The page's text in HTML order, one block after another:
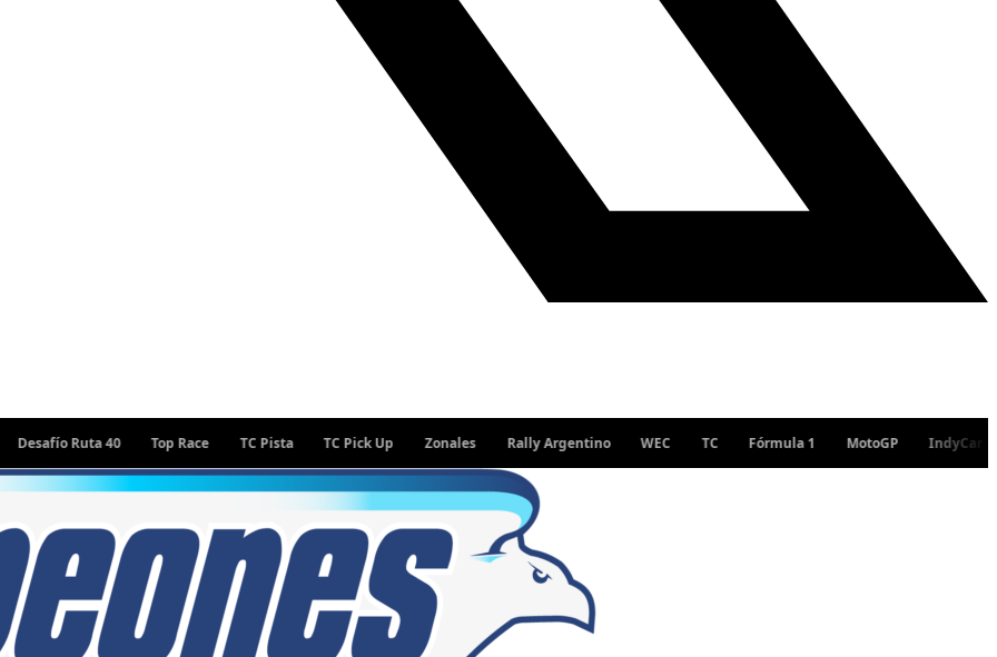
Ruta 40 Top Race TC Pista TC Pick Up Zonales Rally Argentino WEC TC Fórmula 1 MotoGP IndyCar